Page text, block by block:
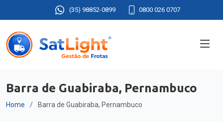
(35) 98852-0899 0800 026 0707
Barra de Guabiraba, Pernambuco
Home Barra de Guabiraba, Pernambuco